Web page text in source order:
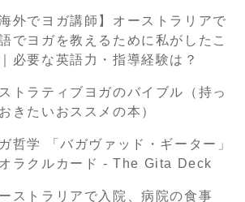
海外でヨガ講師】オーストラリアで
でヨガを教えるために私がしたこ
必要な英語力・指導経験は？
トラティブヨガのバイブル（持っ
きたいおススメの本）
哲学 「バガヴァッド・ギーター」
ラクルカード - The Gita Deck
ストラリアで入院、病院の食事